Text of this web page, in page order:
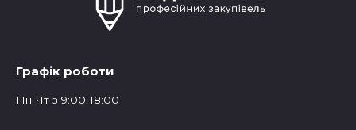
Графік роботи
Пн-Чт з 9:00-18:00